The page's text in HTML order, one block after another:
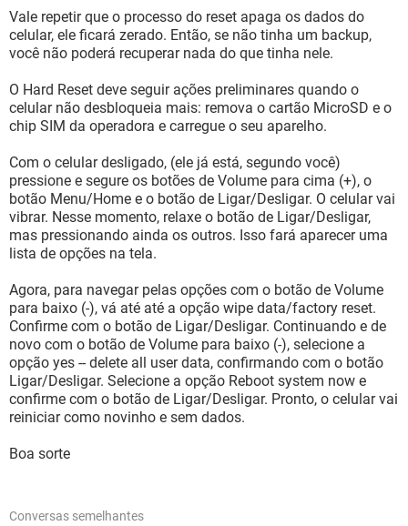
Vale repetir que o processo do reset apaga os dados do
celular, ele ficará zerado. Então, se não tinha um backup,
você não poderá recuperar nada do que tinha nele.
O Hard Reset deve seguir ações preliminares quando o
celular não desbloqueia mais: remova o cartão MicroSD e o
chip SIM da operadora e carregue o seu aparelho.
Com o celular desligado, (ele já está, segundo você)
pressione e segure os botões de Volume para cima (+), o
botão Menu/Home e o botão de Ligar/Desligar. O celular vai
vibrar. Nesse momento, relaxe o botão de Ligar/Desligar,
mas pressionando ainda os outros. Isso fará aparecer uma
lista de opções na tela.
Agora, para navegar pelas opções com o botão de Volume
para baixo (-), vá até até a opção wipe data/factory reset.
Confirme com o botão de Ligar/Desligar. Continuando e de
novo com o botão de Volume para baixo (-), selecione a
opção yes -- delete all user data, confirmando com o botão
Ligar/Desligar. Selecione a opção Reboot system now e
confirme com o botão de Ligar/Desligar. Pronto, o celular vai
reiniciar como novinho e sem dados.
Boa sorte
Conversas semelhantes